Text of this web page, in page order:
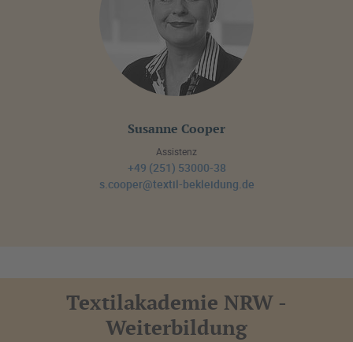
Susanne Cooper
Assistenz
+49 (251) 53000-38
s.cooper@textil-bekleidung.de
Textilakademie NRW -
Weiterbildung